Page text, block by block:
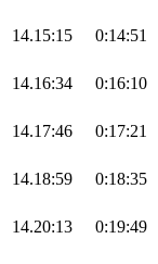
14.15:15 0:14:51
14.16:34 0:16:10
14.17:46 0:17:21
14.18:59 0:18:35
14.20:13 0:19:49